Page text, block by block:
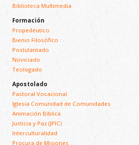
Biblioteca Multimedia
Formación
Propedéutico
Bienio Filosófico
Postulantado
Noviciado
Teologado
Apostolado
Pastoral Vocacional
Iglesia Comunidad de Comunidades
Animación Bíblica
Justicia y Paz (JPIC)
Interculturalidad
Procura de Misiones